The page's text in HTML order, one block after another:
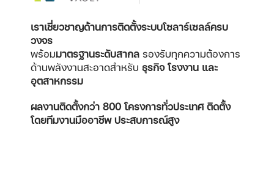
เราเชี่ยวชาญด้านการติดตั้งระบบโซลาร์เซลล์ครบ
วงจร
พร้อมมาตรฐานระดับสากล รองรับทุกความต้องการ
ด้านพลังงานสะอาดสำหรับ ธุรกิจ โรงงาน และ
อุตสาหกรรม
ผลงานติดตั้งกว่า 800 โครงการทั่วประเทศติดตั้ง
โดยทีมงานมืออาชีพ ประสบการณ์สูง